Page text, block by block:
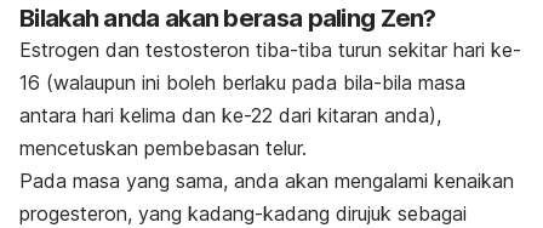
Bilakah anda akan berasa paling Zen?
Estrogen dan testosteron tiba-tiba turun sekitar hari ke-
16 (walaupun ini boleh berlaku pada bila-bila masa
antara hari kelima dan ke-22 dari kitaran anda),
mencetuskan pembebasan telur.
Pada masa yang sama, anda akan mengalami kenaikan
progesteron, yang kadang-kadang dirujuk sebagai